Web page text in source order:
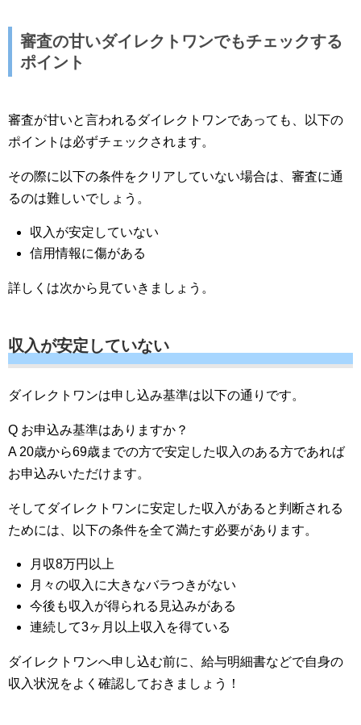
審査の甘いダイレクトワンでもチェックする
ポイント
審査が甘いと言われるダイレクトワンであっても、以下の
ポイントは必ずチェックされます。
その際に以下の条件をクリアしていない場合は、審査に通
るのは難しいでしょう。
収入が安定していない
信用情報に傷がある
詳しくは次から見ていきましょう。
収入が安定していない
ダイレクトワンは申し込み基準は以下の通りです。
Q お申込み基準はありますか？
A 20歳から69歳までの方で安定した収入のある方であれば
お申込みいただけます。
そしてダイレクトワンに安定した収入があると判断される
ためには、以下の条件を全て満たす必要があります。
月収8万円以上
月々の収入に大きなバラつきがない
今後も収入が得られる見込みがある
連続して3ヶ月以上収入を得ている
ダイレクトワンへ申し込む前に、給与明細書などで自身の
収入状況をよく確認しておきましょう！